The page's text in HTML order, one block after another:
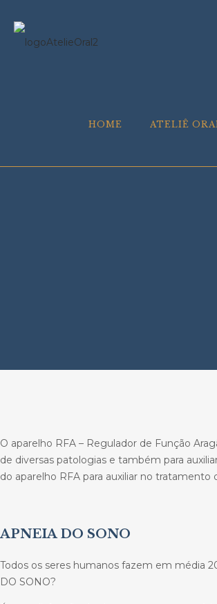
HOME ATELIÊ
O aparelho RFA – Regulador de Função
de diversas patologias e também para
do aparelho RFA para auxiliar no tratamento
APNEIA DO SONO
Todos os seres humanos fazem em média
DO SONO?